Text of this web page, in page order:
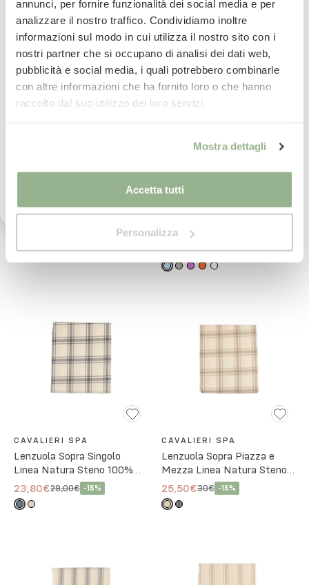
annunci, per fornire funzionalità dei social media e per
analizzare il nostro traffico. Condividiamo inoltre
informazioni sul modo in cui utilizza il nostro sito con i
nostri partner che si occupano di analisi dei dati web,
pubblicità e social media, i quali potrebbero combinarle
con altre informazioni che ha fornito loro o che hanno
raccolto dal suo utilizzo dei loro servizi.
Mostra dettagli
Accetta tutti
Personalizza
Mezza Lara 100% Cotone -
CAVALIERI SPA
Matrimoniale Lara 100%
29,75€
(3)
CAVALIERI SPA
Lenzuola Sopra Singolo
Linea Natura Steno 100%
Cotone - 2 Colori
23,80€28,00€ -15%
CAVALIERI SPA
Lenzuola Sopra Piazza e
Mezza Linea Natura Steno
100% Cotone - 2 Colori
25,50€30€ -15%
Iscriviti subito alla nostra newsletter
La tua email
Iscrivimi
vostra Privacy Policy ed acconsento al
comunicazioni tramite newsletter.